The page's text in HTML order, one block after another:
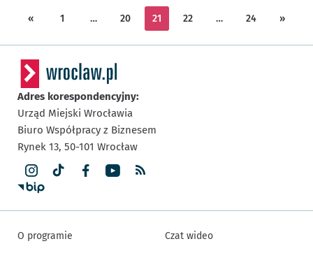
« 1 … 20 21 22 … 24 »
Adres korespondencyjny:
Urząd Miejski Wrocławia
Biuro Współpracy z Biznesem
Rynek 13, 50-101 Wrocław
O programie Czat wideo